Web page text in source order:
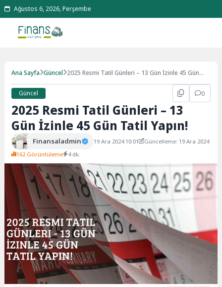
Ağustos 6, 2026, Perşembe
Ana Sayfa Güncel 2025 Resmi Tatil Günleri – 13 Gün İzinle 45 Gün
Güncel
0
2025 Resmi Tatil Günleri – 13
Gün İzinle 45 Gün Tatil Yapın!
Finansaladmin 19 Ara 2024 10:01
Güncelleme: 19 Ara 2024
162 Görüntüleme
4 dk.